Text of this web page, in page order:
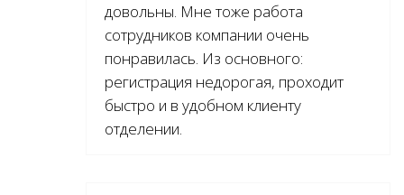
довольны. Мне тоже работа
сотрудников компании очень
понравилась. Из основного:
регистрация недорогая, проходит
быстро и в удобном клиенту
отделении.